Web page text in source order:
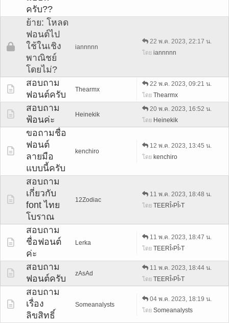
ครับ??
ย้าย: โหลด
ฟอนต์ไป
ใช้ในเชิง
พาณิชย์
โดยไม่?
iannnnn
22 พ.ค. 2023, 22:17 น.
โดย iannnnn
สอบถาม
ฟอนต์ครับ
Thearmx
22 พ.ค. 2023, 09:21 น.
โดย Thearmx
สอบถาม
ฟ้อนค่ะ
Heinekik
20 พ.ค. 2023, 16:52 น.
โดย Heinekik
ขอถามชื่อ
ฟอนต์
ลายมือ
แบบนี้ครับ
kenchiro
12 พ.ค. 2023, 13:45 น.
โดย kenchiro
สอบถาม
เกี่ยวกับ
font ไทย
โบราณ
12Zodiac
11 พ.ค. 2023, 18:48 น.
โดย TEERÎ›PÎ›T
สอบถาม
ชื่อฟอนต์
ค่ะ
Lerka
11 พ.ค. 2023, 18:47 น.
โดย TEERÎ›PÎ›T
สอบถาม
ฟอนต์ครับ
zAsAd
11 พ.ค. 2023, 18:44 น.
โดย TEERÎ›PÎ›T
สอบถาม
เรื่อง
ลิขสิทธิ์
Someanalysts
04 พ.ค. 2023, 18:19 น.
โดย Someanalysts